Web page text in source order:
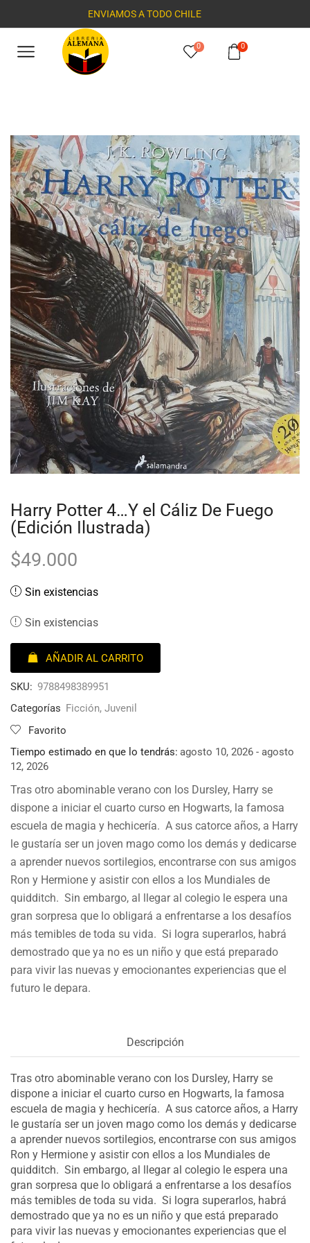
ENVIAMOS A TODO CHILE
0 0
Harry Potter 4…Y el Cáliz De Fuego
(Edición Ilustrada)
$49.000
Sin existencias
Sin existencias
AÑADIR AL CARRITO
SKU: 9788498389951
Categorías Ficción, Juvenil
Favorito
Tiempo estimado en que lo tendrás: agosto 10, 2026 - agosto
12, 2026
Tras otro abominable verano con los Dursley, Harry se
dispone a iniciar el cuarto curso en Hogwarts, la famosa
escuela de magia y hechicería. A sus catorce años, a Harry
le gustaría ser un joven mago como los demás y dedicarse
a aprender nuevos sortilegios, encontrarse con sus amigos
Ron y Hermione y asistir con ellos a los Mundiales de
quidditch. Sin embargo, al llegar al colegio le espera una
gran sorpresa que lo obligará a enfrentarse a los desafíos
más temibles de toda su vida. Si logra superarlos, habrá
demostrado que ya no es un niño y que está preparado
para vivir las nuevas y emocionantes experiencias que el
futuro le depara.
Descripción
Tras otro abominable verano con los Dursley, Harry se
dispone a iniciar el cuarto curso en Hogwarts, la famosa
escuela de magia y hechicería. A sus catorce años, a Harry
le gustaría ser un joven mago como los demás y dedicarse
a aprender nuevos sortilegios, encontrarse con sus amigos
Ron y Hermione y asistir con ellos a los Mundiales de
quidditch. Sin embargo, al llegar al colegio le espera una
gran sorpresa que lo obligará a enfrentarse a los desafíos
más temibles de toda su vida. Si logra superarlos, habrá
demostrado que ya no es un niño y que está preparado
para vivir las nuevas y emocionantes experiencias que el